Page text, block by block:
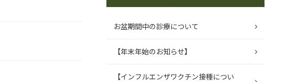
お盆期間中の診療について
【年末年始のお知らせ】
【インフルエンザワクチン接種につい